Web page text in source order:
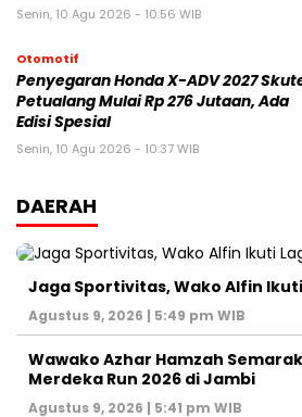
Senin, 10 Agu 2026 - 10:56 WIB
Otomotif
Penyegaran Honda X-ADV 2027
Petualang Mulai Rp 276 Jutaan, Ada
Edisi Spesial
Senin, 10 Agu 2026 - 10:37 WIB
DAERAH
Jaga Sportivitas, Wako Alfin
Agustus 9, 2026 | 5:49 pm WIB
Wawako Azhar Hamzah
Merdeka Run 2026 di Jambi
Agustus 9, 2026 | 5:41 pm WIB